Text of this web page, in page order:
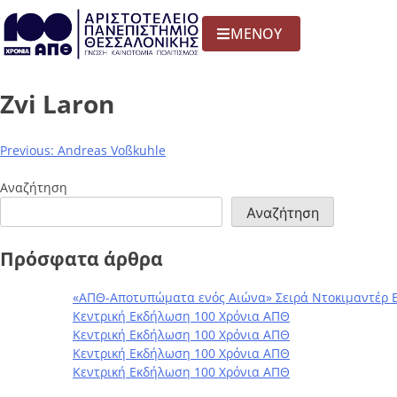
ΜΕΝΟΥ
Zvi Laron
Previous: Andreas Voßkuhle
Αναζήτηση
Αναζήτηση
Πρόσφατα άρθρα
«ΑΠΘ-Αποτυπώματα ενός Αιώνα» Σειρά Ντοκιμαντέρ
Κεντρική Εκδήλωση 100 Χρόνια ΑΠΘ
Κεντρική Εκδήλωση 100 Χρόνια ΑΠΘ
Κεντρική Εκδήλωση 100 Χρόνια ΑΠΘ
Κεντρική Εκδήλωση 100 Χρόνια ΑΠΘ